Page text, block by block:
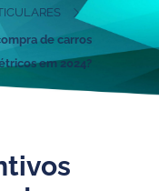
de carros
em 2024?